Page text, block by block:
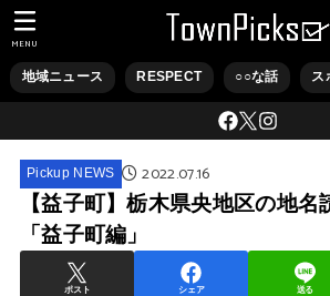
地域ニュース RESPECT ○○な話 ス
MENU
Pickup NEWS 2022.07.16
【益子町】栃木県央地区の地名
「益子町編」
ポスト シェア 送る